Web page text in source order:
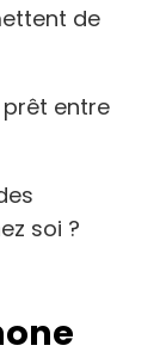
de
entre
soi ?